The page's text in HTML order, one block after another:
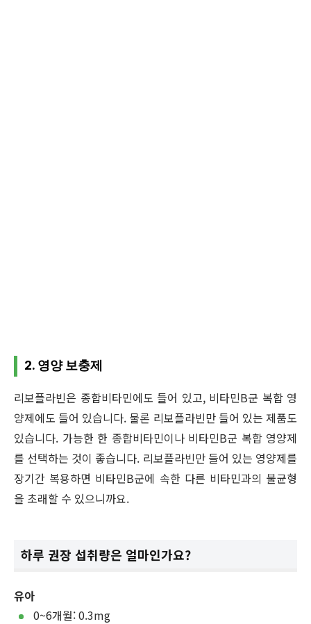
2. 영양 보충제
리보플라빈은 종합비타민에도 들어 있고, 비타민B군 복합 영
양제에도 들어 있습니다. 물론 리보플라빈만 들어 있는 제품도
있습니다. 가능한 한 종합비타민이나 비타민B군 복합 영양제
를 선택하는 것이 좋습니다. 리보플라빈만 들어 있는 영양제를
장기간 복용하면 비타민B군에 속한 다른 비타민과의 불균형
을 초래할 수 있으니까요.
하루 권장 섭취량은 얼마인가요?
유아
0~6개월: 0.3mg